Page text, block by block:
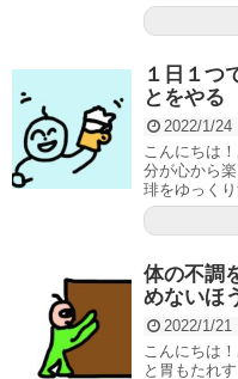
１日１つ
とをやる
2022/1/24
こんにちは
分が心から
琲をゆっくり
体の不調
めないほ
2022/1/21
こんにちは
と胃もたれ